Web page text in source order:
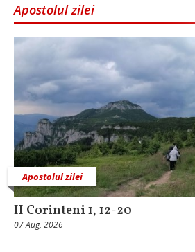
Apostolul zilei
Apostolul zilei
II Corinteni 1, 12-20
07 Aug, 2026